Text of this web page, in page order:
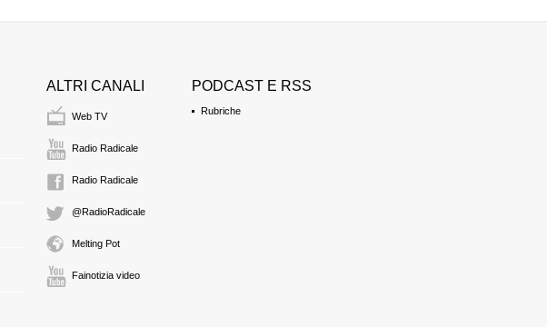
ALTRI CANALI
Web TV
Radio Radicale
Radio Radicale
@RadioRadicale
Melting Pot
Fainotizia video
PODCAST E RSS
Rubriche